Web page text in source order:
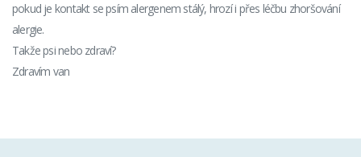
pokud je kontakt se psím alergenem stálý, hrozí i přes léčbu zhoršování
alergie.
Takže psi nebo zdraví?
Zdravím van